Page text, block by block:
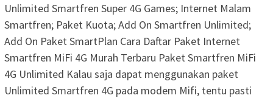
Unlimited Smartfren Super 4G Games; Internet Malam
Smartfren; Paket Kuota; Add On Smartfren Unlimited;
Add On Paket SmartPlan Cara Daftar Paket Internet
Smartfren MiFi 4G Murah Terbaru Paket Smartfren MiFi
4G Unlimited Kalau saja dapat menggunakan paket
Unlimited Smartfren 4G pada modem Mifi, tentu pasti